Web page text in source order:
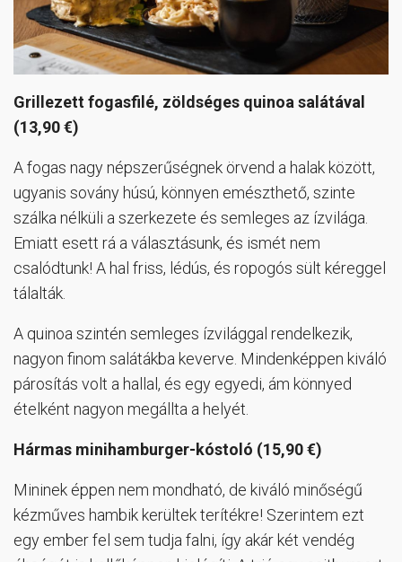
Grillezett fogasfilé, zöldséges quinoa salátával
(13,90 €)
A fogas nagy népszerűségnek örvend a halak között,
ugyanis sovány húsú, könnyen emészthető, szinte
szálka nélküli a szerkezete és semleges az ízvilága.
Emiatt esett rá a választásunk, és ismét nem
csalódtunk! A hal friss, lédús, és ropogós sült kéreggel
tálalták.
A quinoa szintén semleges ízvilággal rendelkezik,
nagyon finom salátákba keverve. Mindenképpen kiváló
párosítás volt a hallal, és egy egyedi, ám könnyed
ételként nagyon megállta a helyét.
Hármas minihamburger-kóstoló (15,90 €)
Mininek éppen nem mondható, de kiváló minőségű
kézműves hambik kerültek terítékre! Szerintem ezt
egy ember fel sem tudja falni, így akár két vendég